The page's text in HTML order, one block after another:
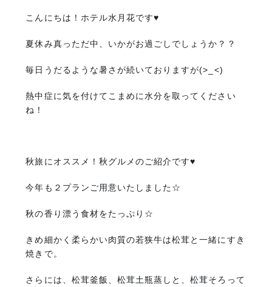
こんにちは！ホテル水月花です♥
夏休み真っただ中、いかがお過ごしでしょうか？？
毎日うだるような暑さが続いておりますが(>_<)
熱中症に気を付けてこまめに水分を取ってください
ね！
秋旅にオススメ！秋グルメのご紹介です♥
今年も２プランご用意いたしました☆
秋の香り漂う食材をたっぷり☆
きめ細かく柔らかい肉質の若狭牛は松茸と一緒にすき
焼きで。
さらには、松茸釜飯、松茸土瓶蒸しと、松茸そろって